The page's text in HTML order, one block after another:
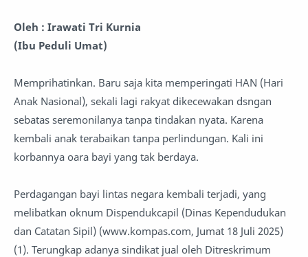
Oleh : Irawati Tri Kurnia
(Ibu Peduli Umat)
Memprihatinkan. Baru saja kita memperingati HAN (Hari
Anak Nasional), sekali lagi rakyat dikecewakan dsngan
sebatas seremonilanya tanpa tindakan nyata. Karena
kembali anak terabaikan tanpa perlindungan. Kali ini
korbannya oara bayi yang tak berdaya.
Perdagangan bayi lintas negara kembali terjadi, yang
melibatkan oknum Dispendukcapil (Dinas Kependudukan
dan Catatan Sipil) (www.kompas.com, Jumat 18 Juli 2025)
(1). Terungkap adanya sindikat jual oleh Ditreskrimum